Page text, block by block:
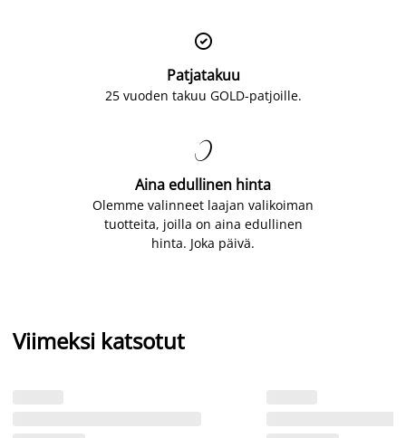

Patjatakuu
25 vuoden takuu GOLD-patjoille.

Aina edullinen hinta
Olemme valinneet laajan valikoiman
tuotteita, joilla on aina edullinen
hinta. Joka päivä.
Viimeksi katsotut